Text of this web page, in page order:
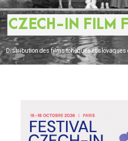
CZECH-IN FILM
Distribution des films tchèques et slovaques